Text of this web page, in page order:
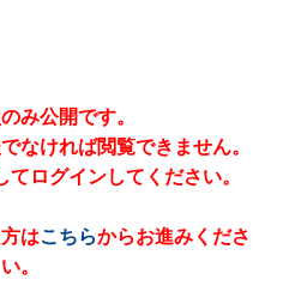
み公開です。
なければ閲覧できません。
ログインしてください。
はこちらからお進みくださ
い。